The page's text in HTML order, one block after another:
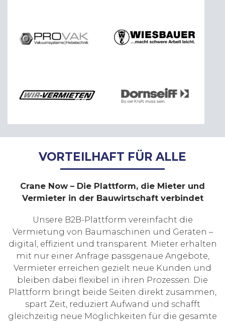
VORTEILHAFT FÜR ALLE
Crane Now – Die Plattform, die Mieter und
Vermieter in der Bauwirtschaft verbindet
Unsere B2B-Plattform vereinfacht die
Vermietung von Baumaschinen und Geräten –
digital, effizient und transparent. Mieter erhalten
mit nur einer Anfrage passgenaue Angebote,
Vermieter erreichen gezielt neue Kunden und
bleiben dabei flexibel in ihren Prozessen. Die
Plattform bringt beide Seiten direkt zusammen,
spart Zeit, reduziert Aufwand und schafft
gleichzeitig neue Möglichkeiten für die gesamte